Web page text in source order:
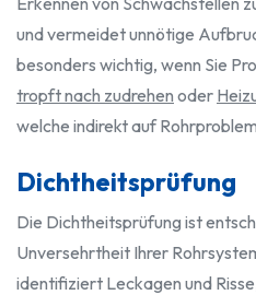
und vermeidet unnötige
besonders wichtig, wenn Sie
tropft nach zudrehen oder
welche indirekt auf
Dichtheitsprüfung
Die Dichtheitsprüfung ist
Unversehrtheit Ihrer
identifiziert Leckagen und